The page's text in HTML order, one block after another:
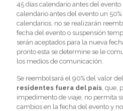
45 días calendario antes del evento
calendario antes del evento un
calendarios, no se realizarán
fecha del evento o suspensión
serán aceptados para la nueva
pronto esta se determine se le
los medios de comunicación.
Se reembolsará el 90% del valor
residentes fuera del país, que,
impedimento de viaje, no permita
cambios en la fecha del evento y